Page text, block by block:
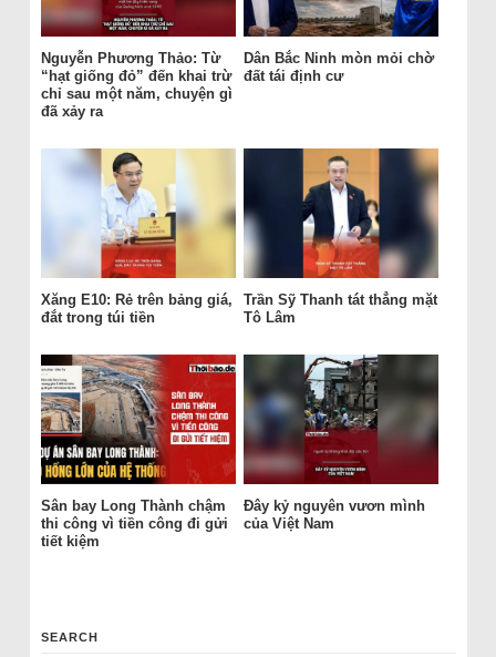
Nguyễn Phương Thảo: Từ
“hạt giống đỏ” đến khai trừ
chỉ sau một năm, chuyện gì
đã xảy ra
Dân Bắc Ninh mòn mỏi chờ
đất tái định cư
Xăng E10: Rẻ trên bảng giá,
đắt trong túi tiền
Trần Sỹ Thanh tát thẳng mặt
Tô Lâm
Sân bay Long Thành chậm
thi công vì tiền công đi gửi
tiết kiệm
Đây kỷ nguyên vươn mình
của Việt Nam
SEARCH